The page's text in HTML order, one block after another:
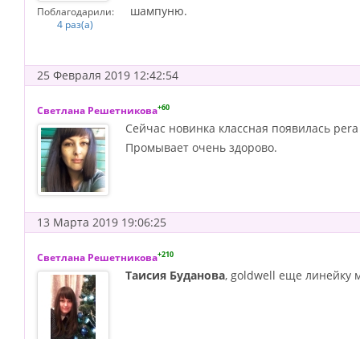
Поблагодарили:
4 раз(а)
шампуню.
25 Февраля 2019 12:42:54
Светлана Решетникова+60
Сейчас новинка классная появилась
Промывает очень здорово.
13 Марта 2019 19:06:25
Светлана Решетникова+210
Таисия Буданова, goldwell еще линейку